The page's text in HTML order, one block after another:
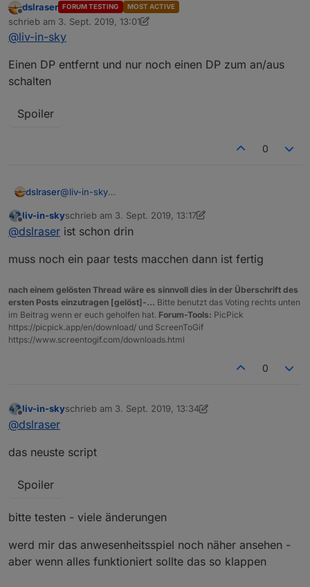
@liv-in-sky
Der Ansatz ist auch ganz interessant. Vielleicht
bekommt man diesen Wert auch ins Script
wird näher untersucht !!!
Offline
dslraser FORUM TESTING MOST ACTIVE
schrieb am 3. Sept. 2019, 13:01
zuletzt editiert von dslraser9. März 2019, 15:13
@liv-in-sky
Einen DP entfernt und nur noch einen DP zum an/aus
schalten
Spoiler
0
dslraser@liv-in-sky
Switch (an/aus) habe ich mal den unteren Teil
auskommentiert und dafür mal den Wifi_an Switch
ausschalten.
Spoiler
Spoiler
Offline
liv-in-skyschrieb am 3. Sept. 2019, 13:17
zuletzt editiert von liv-in-sky 9. März 2019, 15:17
@dslraser ist schon drin
muss noch ein paar tests macchen dann ist fertig
nach einem gelösten Thread wäre es sinnvoll dies in der Überschrift des
ersten Posts einzutragen [gelöst]-... Bitte benutzt das Voting rechts unten
im Beitrag wenn er euch geholfen hat. Forum-Tools: PicPick
https://picpick.app/en/download/ und ScreenToGif
https://www.screentogif.com/downloads.html
0
Offline
liv-in-skyschrieb am 3. Sept. 2019, 13:34
zuletzt editiert von liv-in-sky9. März 2019, 15:35
@dslraser
das neuste script
Spoiler
bitte testen - viele änderungen
werd mir das anwesenheitsspiel noch näher ansehen -
aber wenn alles funktioniert sollte das so klappen